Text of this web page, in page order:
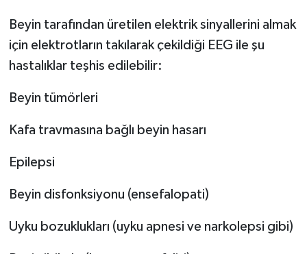
Beyin tarafından üretilen elektrik sinyallerini almak
için elektrotların takılarak çekildiği EEG ile şu
hastalıklar teşhis edilebilir:
Beyin tümörleri
Kafa travmasına bağlı beyin hasarı
Epilepsi
Beyin disfonksiyonu (ensefalopati)
Uyku bozuklukları (uyku apnesi ve narkolepsi gibi)